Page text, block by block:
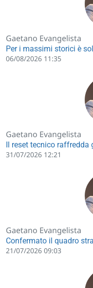
Gaetano Evangelista
Per i massimi storici è
06/08/2026 11:35
Gaetano Evangelista
Il reset tecnico raffredda
31/07/2026 12:21
Gaetano Evangelista
Confermato il quadro
21/07/2026 09:03